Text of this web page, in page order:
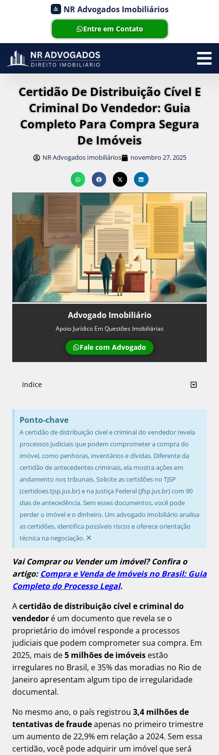
NR Advogados Imobiliários
Entre em Contato
Certidão De Distribuição Cível E
Criminal Do Vendedor: Guia
Completo Para Compra Segura
De Imóveis
NR Advogados Imobiliários novembro 27, 2025
Advogado Imobiliário
Apoio Jurídico Em Questões Imobiliárias
Fale com Advogado
Indice
Ponto-chave
A certidão de distribuição cível e criminal do vendedor revela
processos judiciais que podem comprometer a compra do
imóvel, como penhoras, inventários e dívidas. Diferente da
certidão de antecedentes criminais, ela mostra ações em
andamento nos tribunais. Solicite as certidões no TJSP
(certidoes.tjsp.jus.br) e na Justiça Federal (jfsp.jus.br) com 90
dias de antecedência. Sem esses documentos, você pode
perder o imóvel e o dinheiro. Um advogado imobiliário analisa
as certidões, identifica possíveis riscos e oferece orientação
técnica na negociação. ×
Vai Comprar ou Vender um imóvel? Confira o
artigo: Compra e Venda de Imóveis no Brasil: Guia
Completo do Processo Legal.
Acertidão de distribuição cível e criminal do
vendedor é um documento que revela se o
proprietário do imóvel responde a processos
judiciais que podem comprometer sua compra. Em
2025, mais de5 milhões de imóveis estão
irregulares no Brasil, e 35% das moradias no Rio de
Janeiro apresentam algum tipo de irregularidade
documental.
No mesmo ano, o país registrou 3,4 milhões de
tentativas de fraudeapenas no primeiro trimestre
um aumento de 22,9% em relação a 2024. Sem essa
certidão, você pode adquirir um imóvel que será